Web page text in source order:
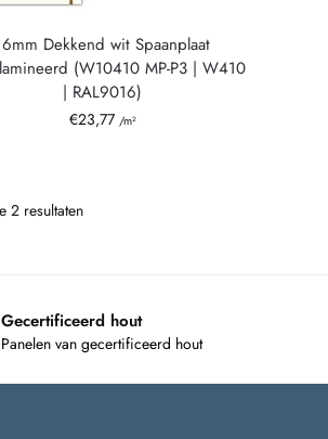
Dekkend wit Spaanplaat
(W10410 MP-P3 | W410
| RAL9016)
€23,77 /m²
2 resultaten
Gecertificeerd hout
Panelen van gecertificeerd hout